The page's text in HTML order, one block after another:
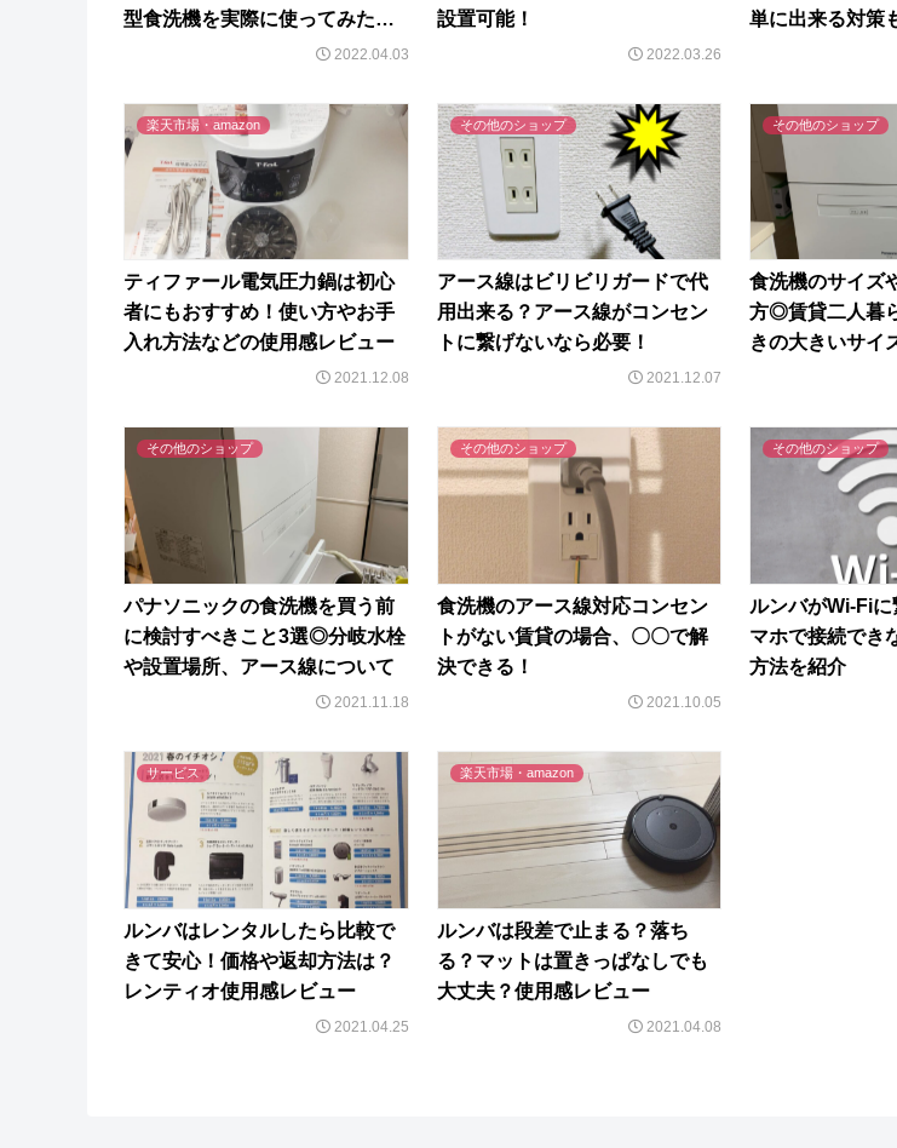
型食洗機を実際に使ってみた感
2022.04.03
設置可能！
2022.03.26
単に出来る対策
楽天市場・amazon
ティファール電気圧力鍋は初心
者にもおすすめ！使い方やお手
入れ方法などの使用感レビュー
2021.12.08
その他のショップ
アース線はビリビリガードで代
用出来る？アース線がコンセン
トに繋げないなら必要！
2021.12.07
その他のショップ
食洗機のサイズ
方◎賃貸二人暮
きの大きいサイ
その他のショップ
パナソニックの食洗機を買う前
に検討すべきこと3選◎分岐水栓
や設置場所、アース線について
2021.11.18
その他のショップ
食洗機のアース線対応コンセン
トがない賃貸の場合、〇〇で解
決できる！
2021.10.05
その他のショップ
ルンバがWi-Fi
マホで接続でき
方法を紹介
サービス
ルンバはレンタルしたら比較で
きて安心！価格や返却方法は？
レンティオ使用感レビュー
2021.04.25
楽天市場・amazon
ルンバは段差で止まる？落ち
る？マットは置きっぱなしでも
大丈夫？使用感レビュー
2021.04.08